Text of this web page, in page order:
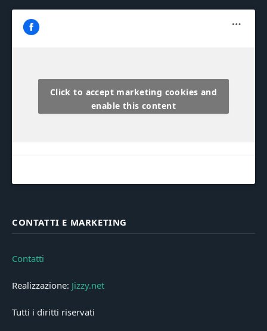
Click to accept marketing cookies and
enable this content
CONTATTI E MARKETING
Contatti
Realizzazione: Jizzy.net
Tutti i diritti riservati